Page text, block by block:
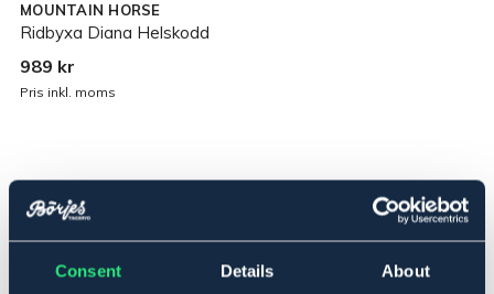
Consent Details About
MOUNTAIN HORSE
Ridbyxa Diana Helskodd
989 kr
Pris inkl. moms
Tillfälligt slut